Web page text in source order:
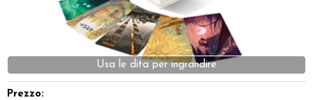
Giocattoli e Gadget
Usa le dita per ingrandire
Prezzo: